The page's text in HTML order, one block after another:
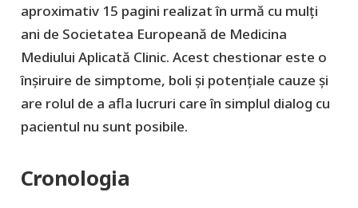
aproximativ 15 pagini realizat în urmă cu mulți
ani de Societatea Europeană de Medicina
Mediului Aplicată Clinic. Acest chestionar este o
înșiruire de simptome, boli și potențiale cauze și
are rolul de a afla lucruri care în simplul dialog cu
pacientul nu sunt posibile.
Cronologia